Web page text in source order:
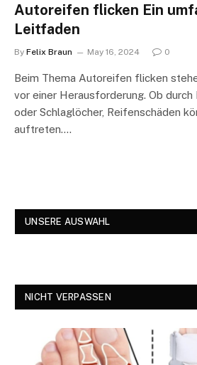
Autoreifen flicken Ein
Leitfaden
By Felix Braun May 16, 2024 0
Beim Thema Autoreifen flicken
vor einer Herausforderung. Ob durch
oder Schlaglöcher, Reifenschäden
auftreten.…
UNSERE AUSWAHL
NICHT VERPASSEN